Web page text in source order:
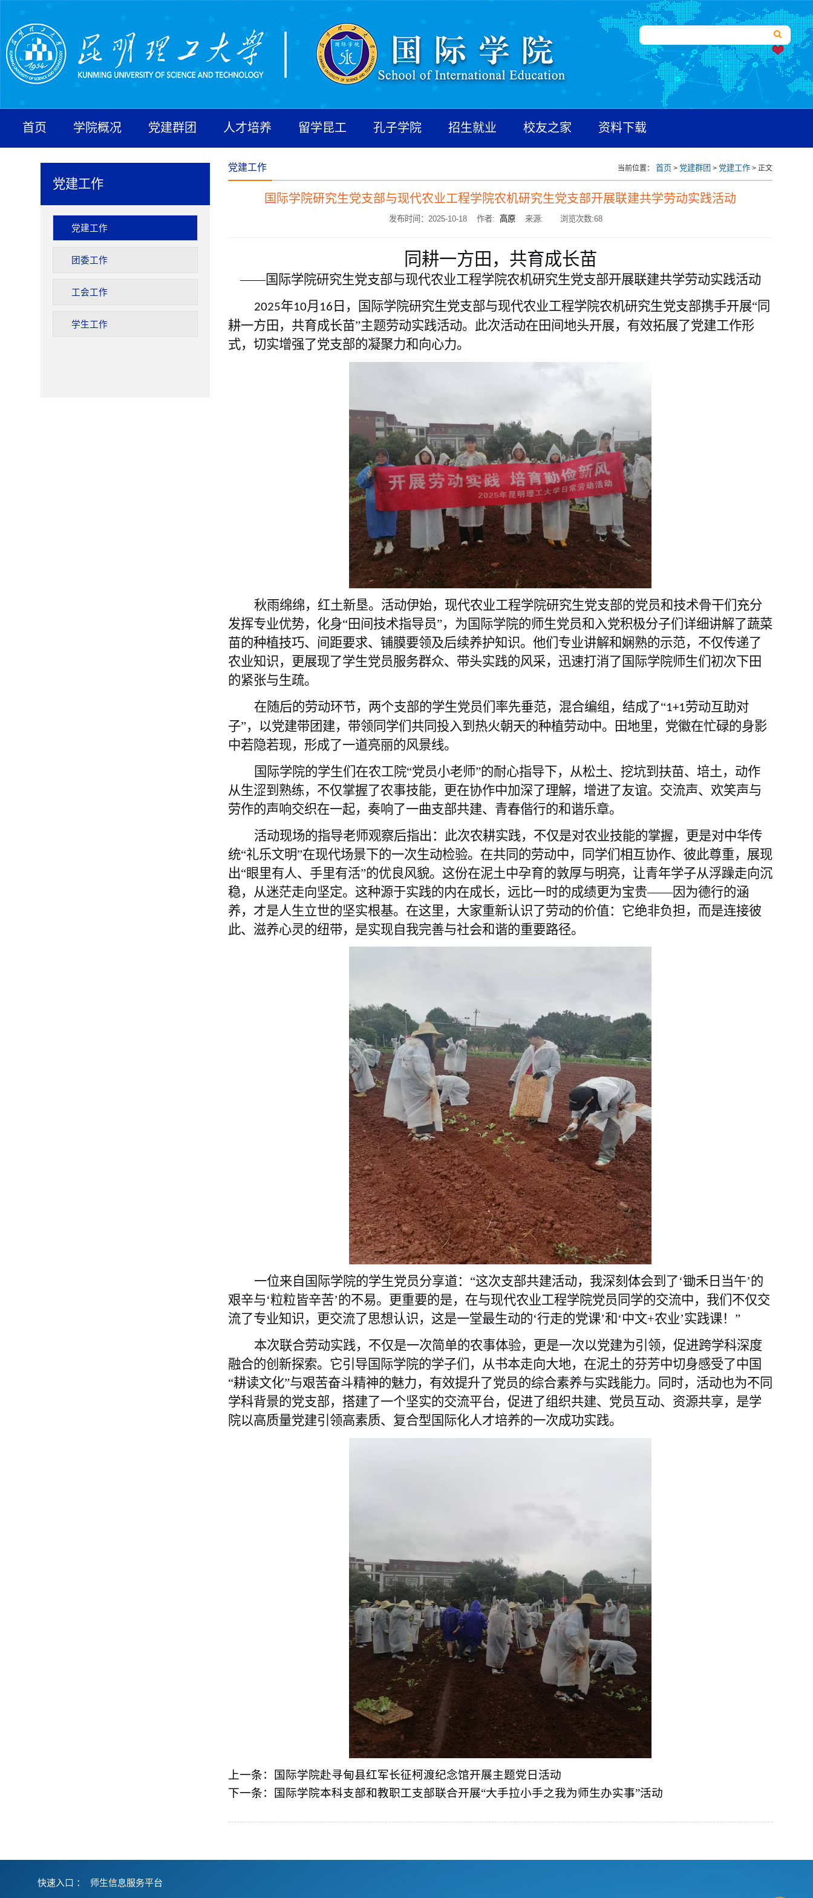
首页 学院概况 党建群团 人才培养 留学昆工 孔子学院 招生就业 校友之家 资料下载
党建工作
党建工作
团委工作
工会工作
学生工作
党建工作 当前位置： 首页 > 党建群团 > 党建工作 > 正文
国际学院研究生党支部与现代农业工程学院农机研究生党支部开展联建共学劳动实践活动
发布时间：2025-10-18 作者: 高原 来源: 浏览次数:68
同耕一方田，共育成长苗
——国际学院研究生党支部与现代农业工程学院农机研究生党支部开展联建共学劳动实践活动
2025年10月 16 日，国际学院研究生党支部与现代农业工程学院农机研究生党支部携手开展“同
耕一方田，共育成长苗”主题劳动实践活动。此次活动在田间地头开展， 有效拓展了党建工作形
式， 切实增强了党支部的凝聚力和向心力。
秋雨绵绵，红土新垦。活动伊始，现代农业工程学院研究生党支部的党员和技术骨干们充分
发挥专业优势，化身“田间技术指导员”，为国际学院的师生党员和入党积极分子们详细讲解了蔬菜
苗的种植技巧、间距要求、铺膜要领及后续养护知识。他们专业讲解和娴熟的示范，不仅传递了
农业知识，更展现了学生党员服务群众、带头实践的风采，迅速打消了国际学院师生们初次下田
的紧张与生疏。
在随后的劳动环节，两个支部的学生党员们率先垂范，混合编组，结成了“1+1劳动互助对
子”，以党建带团建，带领同学们共同投入到热火朝天的种植劳动中。田地里，党徽在忙碌的身影
中若隐若现，形成了一道亮丽的风景线。
国际学院的学生们在农工院“党员小老师”的耐心指导下，从松土、挖坑到扶苗、培土，动作
从生涩到熟练，不仅掌握了农事技能，更在协作中加深了理解，增进了友谊。交流声、欢笑声与
劳作的声响交织在一起，奏响了一曲支部共建、青春偕行的和谐乐章。
活动现场的指导老师观察后指出：此次农耕实践，不仅是对农业技能的掌握，更是对中华传
统“礼乐文明”在现代场景下的一次生动检验。在共同的劳动中，同学们相互协作、彼此尊重，展现
出“眼里有人、手里有活”的优良风貌。这份在泥土中孕育的敦厚与明亮，让青年学子从浮躁走向沉
稳，从迷茫走向坚定。这种源于实践的内在成长，远比一时的成绩更为宝贵——因为德行的涵
养，才是人生立世的坚实根基。在这里，大家重新认识了劳动的价值：它绝非负担，而是连接彼
此、滋养心灵的纽带，是实现自我完善与社会和谐的重要路径。
一位来自国际学院的学生党员分享道：“这次支部共建活动，我深刻体会到了‘锄禾日当午’的
艰辛与‘粒粒皆辛苦’的不易。更重要的是，在与现代农业工程学院党员同学的交流中，我们不仅交
流了专业知识，更交流了思想认识，这是一堂最生动的‘行走的党课’和‘中文+农业’实践课！”
本次联合劳动实践，不仅是一次简单的农事体验，更是一次以党建为引领，促进跨学科深度
融合的创新探索。它引导国际学院的学子们，从书本走向大地，在泥土的芬芳中切身感受了中国
“耕读文化”与艰苦奋斗精神的魅力，有效提升了党员的综合素养与实践能力。同时，活动也为不同
学科背景的党支部，搭建了一个坚实的交流平台，促进了组织共建、党员互动、资源共享，是学
院以高质量党建引领高素质、复合型国际化人才培养的一次成功实践。
上一条：
国际学院赴寻甸县红军长征柯渡纪念馆开展主题党日活动
下一条：
国际学院本科支部和教职工支部联合开展“大手拉小手之我为师生办实事”活动
快速入口 ： 师生信息服务平台